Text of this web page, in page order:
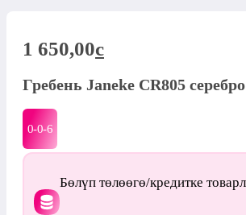
1 650,00c
Гребень Janeke CR805 cеребро
0-0-6
Бөлүп төлөөгө/кредитке